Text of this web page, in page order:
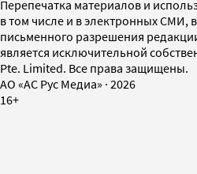
Перепечатка материалов и
в том числе и в электронных СМИ,
письменного разрешения
является исключительной
Pte. Limited. Все права защищены.
AO «АС Рус Медиа» · 2026
16+